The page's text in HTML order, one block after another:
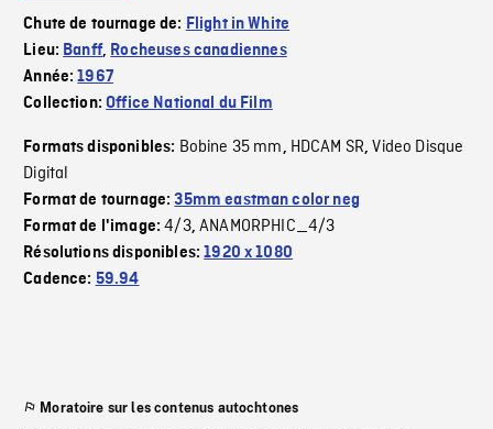
Chute de tournage de: Flight in White
Lieu: Banff, Rocheuses canadiennes
Année:1967
Collection:Office National du Film
Formats disponibles: Bobine 35 mm, HDCAM SR,Video Disque
Digital
Format de tournage:35mm eastman color neg
Format de l'image:4/3,ANAMORPHIC_4/3
Résolutions disponibles:1920 x 1080
Cadence: 59.94
Moratoire sur les contenus autochtones